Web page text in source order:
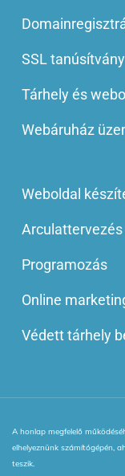
SSL tanúsítvány
Tárhely és
Webáruház
Weboldal
Arculattervezés
Programozás
Online
Védett tárhely
© 2013 - 2025 |
A honlap megfelelő
elhelyeznünk számítógépén,
teszik.